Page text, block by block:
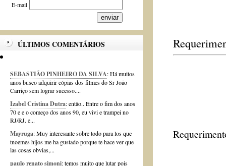
E-mail
ÚLTIMOS COMENTÁRIOS
SEBASTIÃO PINHEIRO DA SILVA: Há muitos
anos busco adquirir cópias dos filmes do Sr João
Carriço sem lograr sucesso....
Izabel Cristina Dutra: então.. Entre o fim dos anos
70 e e o começo dos anos 90, eu vivi e trampei no
RJ/RJ. e...
Mayruga: Muy interesante sobre todo para los que
tnoemes hijos me ha gustado porque te hace ver que
las cosas obvias,...
paulo renato simoni: temos muito que lutar pois